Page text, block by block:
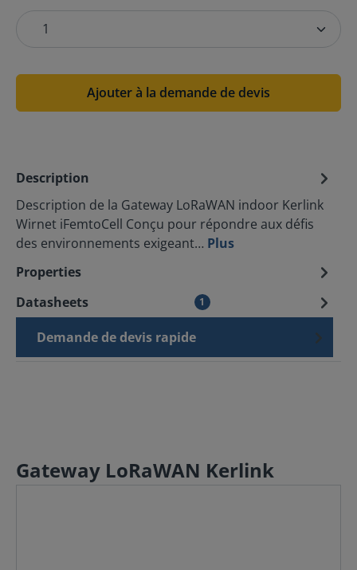
Ajouter à la demande de devis
Description
Description de la Gateway LoRaWAN indoor Kerlink
Wirnet iFemtoCell Conçu pour répondre aux défis
des environnements exigeant… Plus
Properties
Datasheets
1
Demande de devis rapide
Gateway LoRaWAN Kerlink